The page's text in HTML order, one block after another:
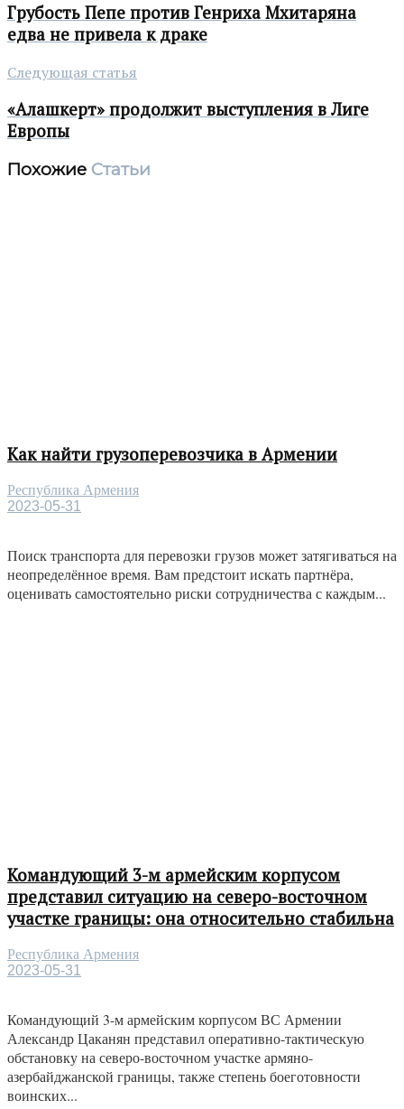
Грубость Пепе против Генриха Мхитаряна
едва не привела к драке
Следующая статья
«Алашкерт» продолжит выступления в Лиге
Европы
Похожие Статьи
Как найти грузоперевозчика в Армении
Республика Армения
2023-05-31
Поиск транспорта для перевозки грузов может затягиваться на
неопределённое время. Вам предстоит искать партнёра,
оценивать самостоятельно риски сотрудничества с каждым...
Командующий 3-м армейским корпусом
представил ситуацию на северо-восточном
участке границы: она относительно стабильна
Республика Армения
2023-05-31
Командующий 3-м армейским корпусом ВС Армении
Александр Цаканян представил оперативно-тактическую
обстановку на северо-восточном участке армяно-
азербайджанской границы, также степень боеготовности
воинских...